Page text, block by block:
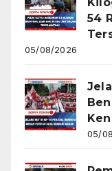
54
05/08/2026
05/